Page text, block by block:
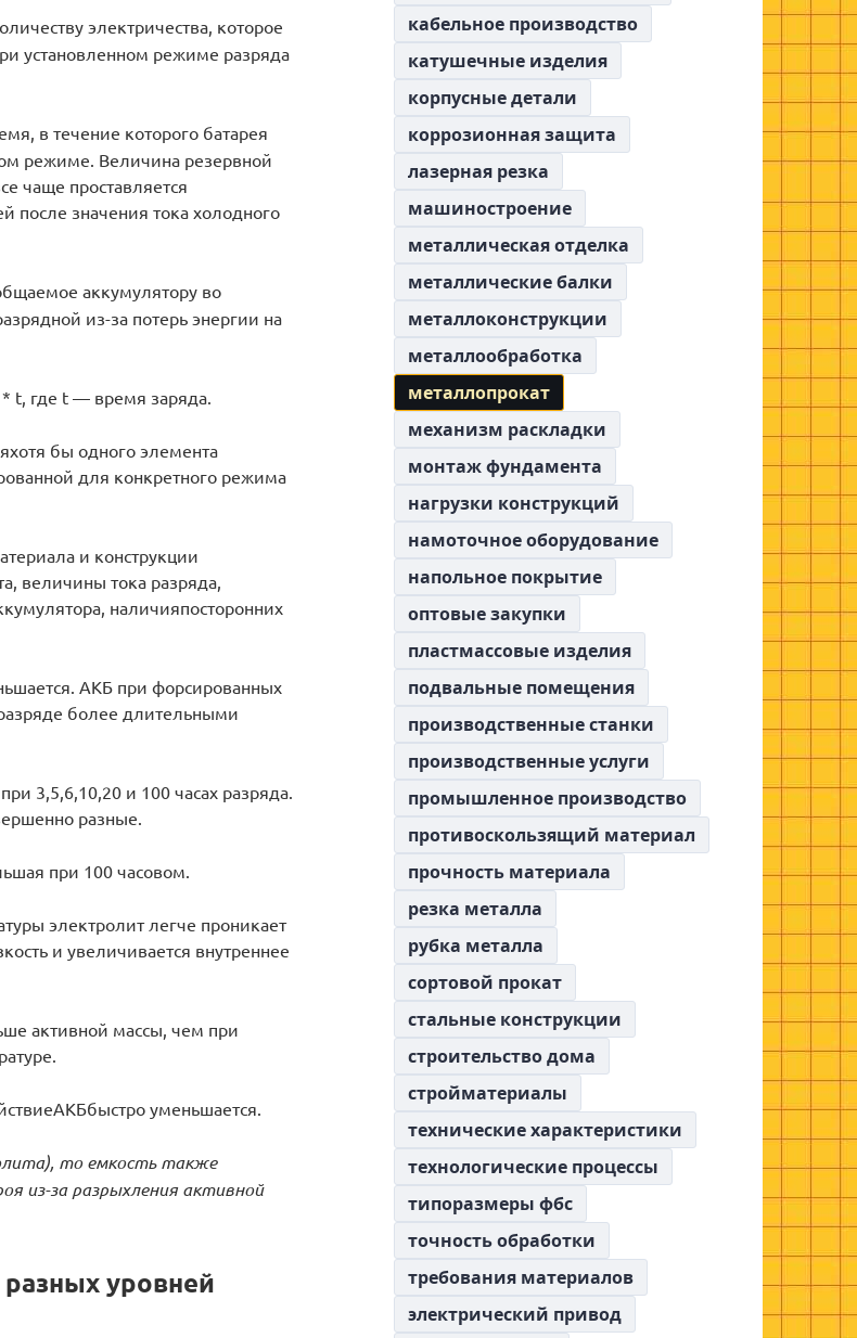
электричества, которое
установленном режиме разряда
в течение которого батарея
режиме. Величина резервной
чаще проставляется
после значения тока холодного
аккумулятору во
из-за потерь энергии на
t, где t — время заряда.
бы одного элемента
для конкретного режима
и конструкции
величины тока разряда,
наличияпосторонних
АКБ при форсированных
более длительными
3,5,6,10,20 и 100 часах разряда.
разные.
при 100 часовом.
электролит легче проникает
и увеличивается внутреннее
активной массы, чем при
уменьшается.
), то емкость также
из-за разрыхления активной
уровней
кабельное производство
катушечные изделия
корпусные детали
коррозионная защита
лазерная резка
машиностроение
металлическая отделка
металлические балки
металлоконструкции
металлообработка
металлопрокат
механизм раскладки
монтаж фундамента
нагрузки конструкций
намоточное оборудование
напольное покрытие
оптовые закупки
пластмассовые изделия
подвальные помещения
производственные станки
производственные услуги
промышленное производство
противоскользящий материал
прочность материала
резка металла
рубка металла
сортовой прокат
стальные конструкции
строительство дома
стройматериалы
технические характеристики
технологические процессы
типоразмеры фбс
точность обработки
требования материалов
электрический привод